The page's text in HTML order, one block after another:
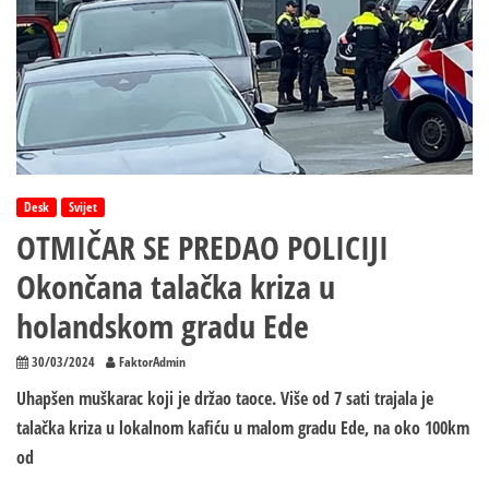
Desk Svijet
OTMIČAR SE PREDAO POLICIJI
Okončana talačka kriza u
holandskom gradu Ede
30/03/2024 FaktorAdmin
Uhapšen muškarac koji je držao taoce. Više od 7 sati trajala je
talačka kriza u lokalnom kafiću u malom gradu Еde, na oko 100km
od